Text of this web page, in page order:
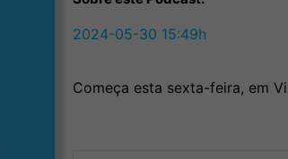
2024-05-30 15:49h
Começa esta sexta-feira, em